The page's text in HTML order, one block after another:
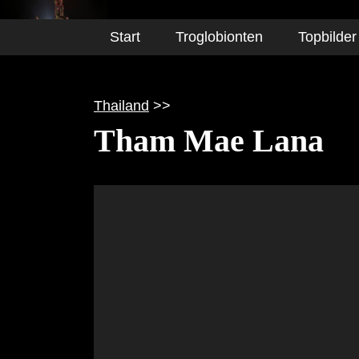
Start Troglobionten Topbilder
Thailand >>
Tham Mae Lana